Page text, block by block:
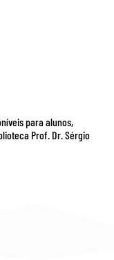
para alunos,
Prof. Dr. Sérgio